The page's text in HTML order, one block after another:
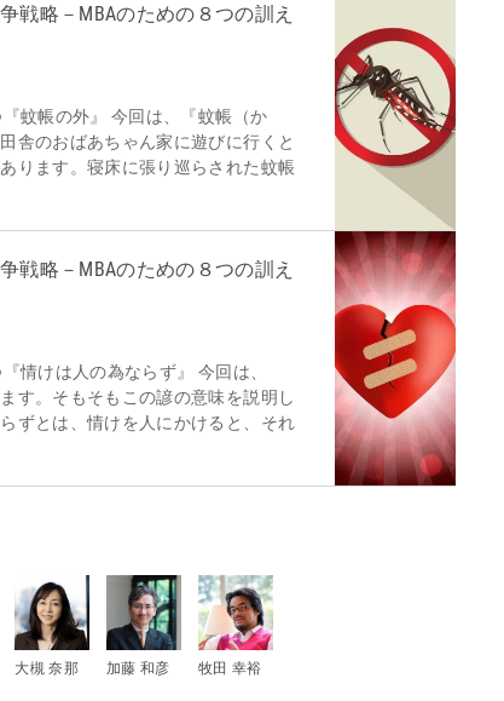
戦略－MBAのための８つの訓え
蚊帳の外』 今回は、『蚊帳（か
舎のおばあちゃん家に遊びに行くと
ります。寝床に張り巡らされた蚊帳
戦略－MBAのための８つの訓え
情けは人の為ならず』 今回は、
す。そもそもこの諺の意味を説明し
ずとは、情けを人にかけると、それ
大槻 奈那 加藤 和彦 牧田 幸裕